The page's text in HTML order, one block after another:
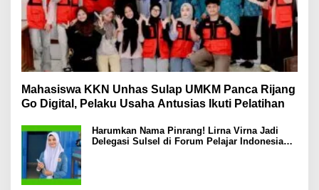
Mahasiswa KKN Unhas Sulap UMKM Panca Rijang
Go Digital, Pelaku Usaha Antusias Ikuti Pelatihan
Harumkan Nama Pinrang! Lirna Virna Jadi
Delegasi Sulsel di Forum Pelajar Indonesia